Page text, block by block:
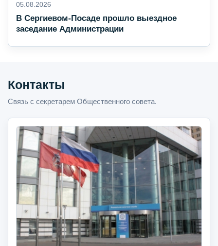
05.08.2026
В Сергиевом-Посаде прошло выездное
заседание Администрации
Контакты
Связь с секретарем Общественного совета.